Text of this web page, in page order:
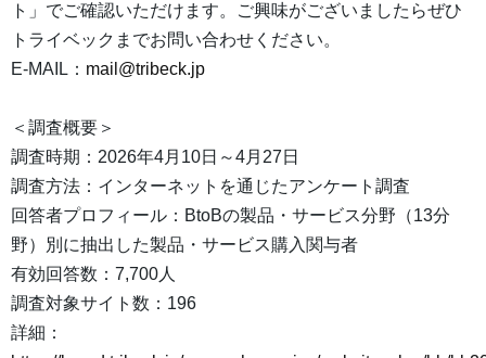
ト」でご確認いただけます。ご興味がございましたらぜひ
トライベックまでお問い合わせください。
E-MAIL： mail@tribeck.jp
＜調査概要＞
調査時期：2026年4月10日～4月27日
調査方法：インターネットを通じたアンケート調査
回答者プロフィール：BtoBの製品・サービス分野（13分
野）別に抽出した製品・サービス購入関与者
有効回答数：7,700人
調査対象サイト数：196
詳細：